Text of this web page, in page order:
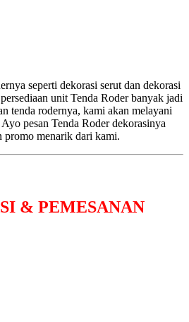
seperti dekorasi serut dan dekorasi
unit Tenda Roder banyak jadi
tenda rodernya, kami akan melayani
pesan Tenda Roder dekorasinya
promo menarik dari kami.
& PEMESANAN